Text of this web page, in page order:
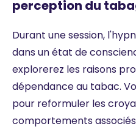
perception du
Durant une session,
dans un état de
explorerez les raisons
dépendance au tabac.
pour reformuler les
comportements